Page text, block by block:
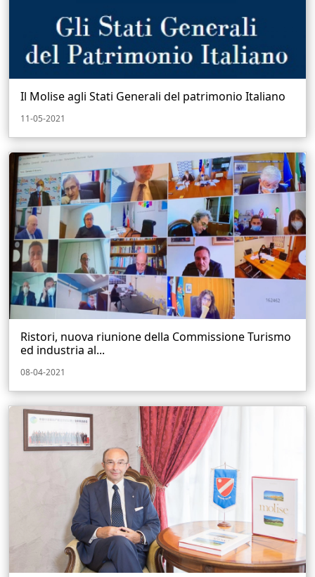
Il Molise agli Stati Generali del patrimonio Italiano
11-05-2021
Ristori, nuova riunione della Commissione Turismo
ed industria al...
08-04-2021